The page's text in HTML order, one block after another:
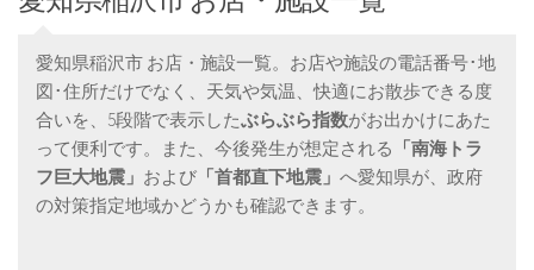
Synchro（シンクロ）
愛知県稲沢市 お店・施設一覧。お店や施設の電話番号･地
図･住所だけでなく、天気や気温、快適にお散歩できる度
合いを、5段階で表示したぶらぶら指数がお出かけにあた
って便利です。また、今後発生が想定される 「南海トラ
フ巨大地震」 および 「首都直下地震」 へ愛知県が、政府
の対策指定地域かどうかも確認できます。